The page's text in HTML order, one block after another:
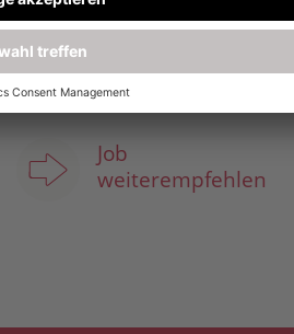
als Verkäufer Zoo
Job
weiterempfehlen